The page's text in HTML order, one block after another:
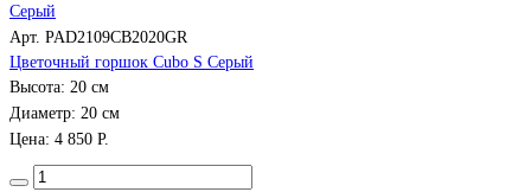
Арт. PAD2109CB2020GR
Цветочный горшок Cubo S Серый
Высота: 20 см
Диаметр: 20 см
Цена: 4 850 Р.